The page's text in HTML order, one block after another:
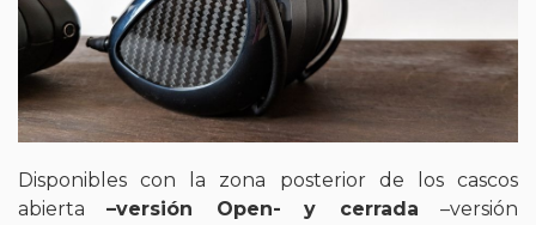
Disponibles con la zona posterior de los cascos
abierta–versión Open- y cerrada –versión